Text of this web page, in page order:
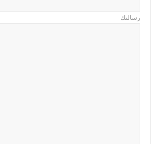
رسالتك